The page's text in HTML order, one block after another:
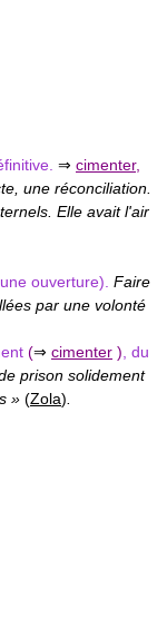
⇒ cimenter,
une réconciliation.
Elle avait l'air
ouverture). Faire
par une volonté
(⇒ cimenter ) , du
prison solidement
» (Zola)